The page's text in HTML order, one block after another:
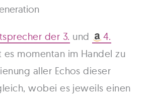
der 3. und
4.
es momentan im Handel zu
aller Echos dieser
wobei es jeweils einen